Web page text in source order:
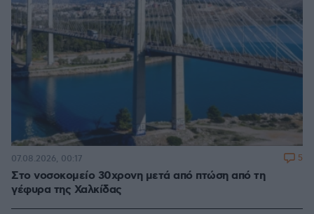
Στο νοσοκομείο 30χρονη μετά από πτώση από τη
γέφυρα της Χαλκίδας
07.08.2026, 00:17 5